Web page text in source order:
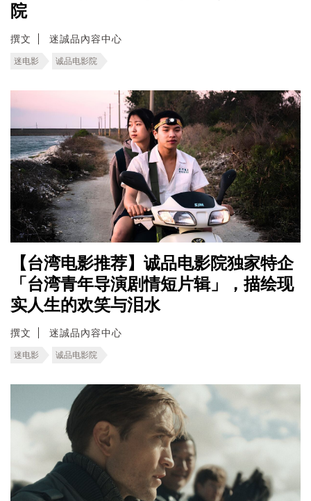
院
撰文 迷誠品內容中心
迷电影 诚品电影院
【台湾电影推荐】诚品电影院独家特企
「台湾青年导演剧情短片辑」，描绘现
实人生的欢笑与泪水
撰文 迷誠品內容中心
迷电影 诚品电影院